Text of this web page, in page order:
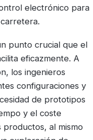
electrónico para
punto crucial que el
eficazmente. A
los ingenieros
configuraciones y
de prototipos
y el coste
productos, al mismo